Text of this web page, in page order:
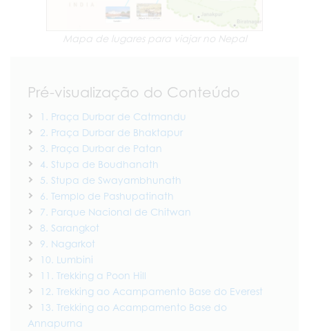
Mapa de lugares para viajar no Nepal
Pré-visualização do Conteúdo
1. Praça Durbar de Catmandu
2. Praça Durbar de Bhaktapur
3. Praça Durbar de Patan
4. Stupa de Boudhanath
5. Stupa de Swayambhunath
6. Templo de Pashupatinath
7. Parque Nacional de Chitwan
8. Sarangkot
9. Nagarkot
10. Lumbini
11. Trekking a Poon Hill
12. Trekking ao Acampamento Base do Everest
13. Trekking ao Acampamento Base do
Annapurna